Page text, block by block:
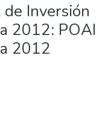
Inversión
2012: POAI
2012